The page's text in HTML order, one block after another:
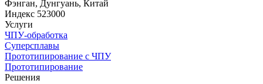
Фэнган, Дунгуань, Китай
Индекс 523000
Услуги
ЧПУ-обработка
Суперсплавы
Прототипирование с ЧПУ
Прототипирование
Решения